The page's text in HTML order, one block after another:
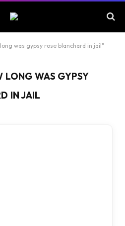
was gypsy rose blanchard in jail"
LONG WAS GYPSY
IN JAIL